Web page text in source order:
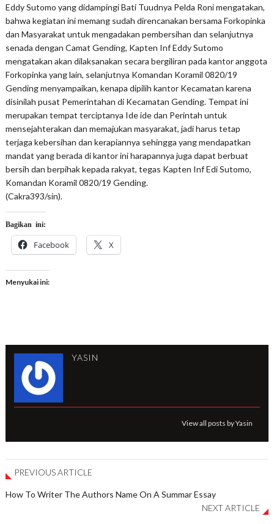
Eddy Sutomo yang didampingi Bati Tuudnya Pelda Roni mengatakan,
bahwa kegiatan ini memang sudah direncanakan bersama Forkopinka
dan Masyarakat untuk mengadakan pembersihan dan selanjutnya
senada dengan Camat Gending, Kapten Inf Eddy Sutomo
mengatakan akan dilaksanakan secara bergiliran pada kantor anggota
Forkopinka yang lain, selanjutnya Komandan Koramil 0820/19
Gending menyampaikan, kenapa dipilih kantor Kecamatan karena
disinilah pusat Pemerintahan di Kecamatan Gending. Tempat ini
merupakan tempat terciptanya Ide ide dan Perintah untuk
mensejahterakan dan memajukan masyarakat, jadi harus tetap
terjaga kebersihan dan kerapiannya sehingga yang mendapatkan
mandat yang berada di kantor ini harapannya juga dapat berbuat
bersih dan berpihak kepada rakyat, tegas Kapten Inf Edi Sutomo,
Komandan Koramil 0820/19 Gending.
(Cakra393/sin).
Bagikan ini:
Facebook X
Menyukai ini:
YASIN
View all posts by Yasin
PREVIOUS ARTICLE
How To Writer The Authors Name On A Summar Essay
NEXT ARTICLE